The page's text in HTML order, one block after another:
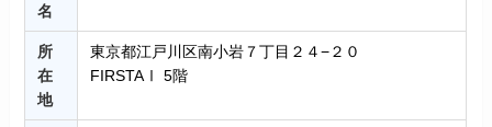
名
所
在
地
東京都江戸川区南小岩７丁目２４−２０
FIRSTAⅠ 5階